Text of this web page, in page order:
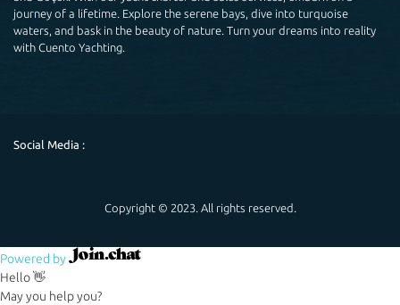
journey of a lifetime. Explore the serene bays, dive into turquoise
waters, and bask in the beauty of nature. Turn your dreams into reality
with Cuento Yachting.
Social Media :
Copyright © 2023. All rights reserved.
Powered by
Hello 👋
May you help you?